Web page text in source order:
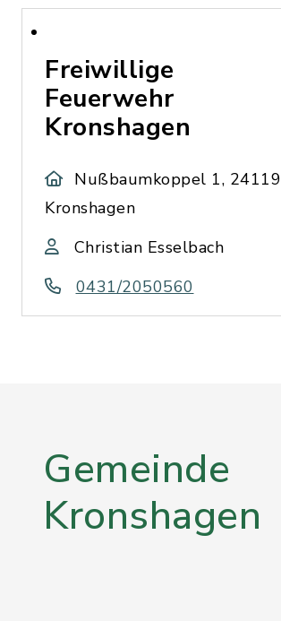
Freiwillige
Feuerwehr
Kronshagen
Nußbaumkoppel 1, 24119
Kronshagen
Christian Esselbach
0431/2050560
Gemeinde
Kronshagen